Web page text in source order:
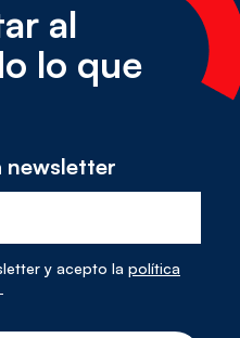
al
lo que
newsletter
y acepto la política